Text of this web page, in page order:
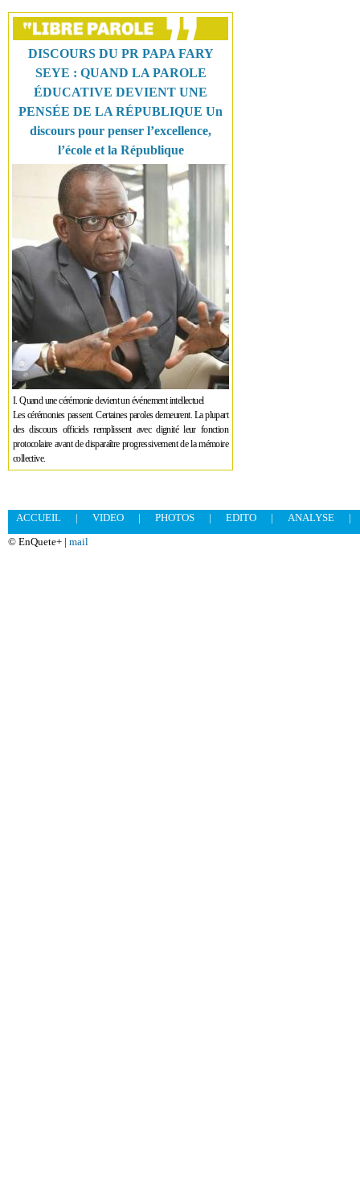
DISCOURS DU PR PAPA FARY
SEYE : QUAND LA PAROLE
ÉDUCATIVE DEVIENT UNE
PENSÉE DE LA RÉPUBLIQUE Un
discours pour penser l’excellence,
l’école et la République
I. Quand une cérémonie devient un événement intellectuel
Les cérémonies passent. Certaines paroles demeurent. La plupart
des discours officiels remplissent avec dignité leur fonction
protocolaire avant de disparaître progressivement de la mémoire
collective.
ACCUEIL | VIDEO | PHOTOS | EDITO | ANALYSE
|
© EnQuete+ | mail